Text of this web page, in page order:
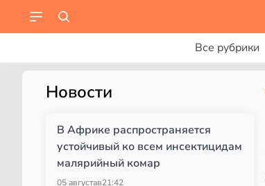
Все рубрики
Новости
В Африке распространяется
устойчивый ко всем инсектицидам
малярийный комар
05 августав21:42